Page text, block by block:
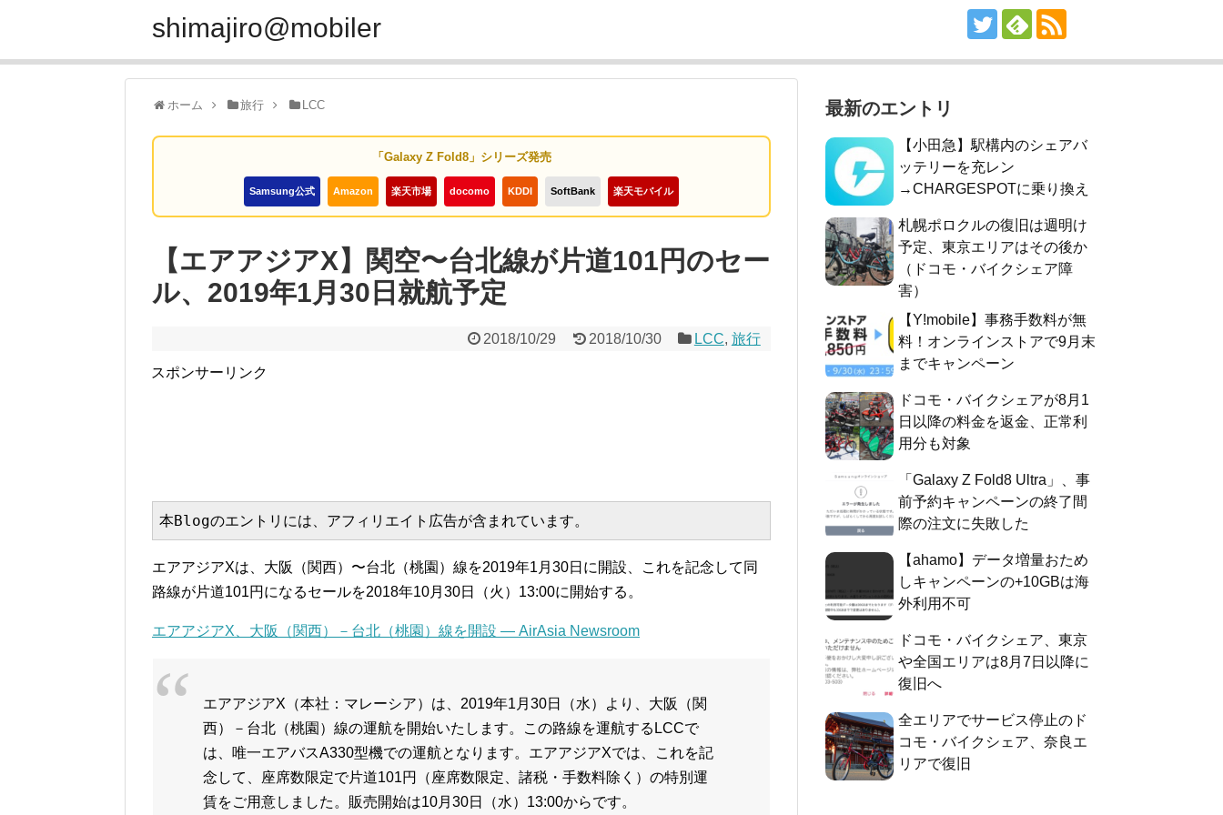
shimajiro@mobiler
ホーム 旅行 LCC
「Galaxy Z Fold8」シリーズ発売
Samsung公式 Amazon 楽天市場 docomo KDDI SoftBank 楽天モバイル
【エアアジアX】関空〜台北線が片道101円のセー
ル、2019年1月30日就航予定
2018/10/29 2018/10/30 LCC, 旅行
スポンサーリンク
本Blogのエントリには、アフィリエイト広告が含まれています。
エアアジアXは、大阪（関西）〜台北（桃園）線を2019年1月30日に開設、これを記念して同
路線が片道101円になるセールを2018年10月30日（火）13:00に開始する。
エアアジアX、大阪（関西）－台北（桃園）線を開設 — AirAsia Newsroom
エアアジアX（本社：マレーシア）は、2019年1月30日（水）より、大阪（関
西）－台北（桃園）線の運航を開始いたします。この路線を運航するLCCで
は、唯一エアバスA330型機での運航となります。エアアジアXでは、これを記
念して、座席数限定で片道101円（座席数限定、諸税・手数料除く）の特別運
賃をご用意しました。販売開始は10月30日（水）13:00からです。
最新のエントリ
【小田急】駅構内のシェアバ
ッテリーを充レン
→CHARGESPOTに乗り換え
札幌ポロクルの復旧は週明け
予定、東京エリアはその後か
（ドコモ・バイクシェア障
害）
【Y!mobile】事務手数料が無
料！オンラインストアで9月末
までキャンペーン
ドコモ・バイクシェアが8月1
日以降の料金を返金、正常利
用分も対象
「Galaxy Z Fold8 Ultra」、事
前予約キャンペーンの終了間
際の注文に失敗した
【ahamo】データ増量おため
しキャンペーンの+10GBは海
外利用不可
ドコモ・バイクシェア、東京
や全国エリアは8月7日以降に
復旧へ
全エリアでサービス停止のド
コモ・バイクシェア、奈良エ
リアで復旧